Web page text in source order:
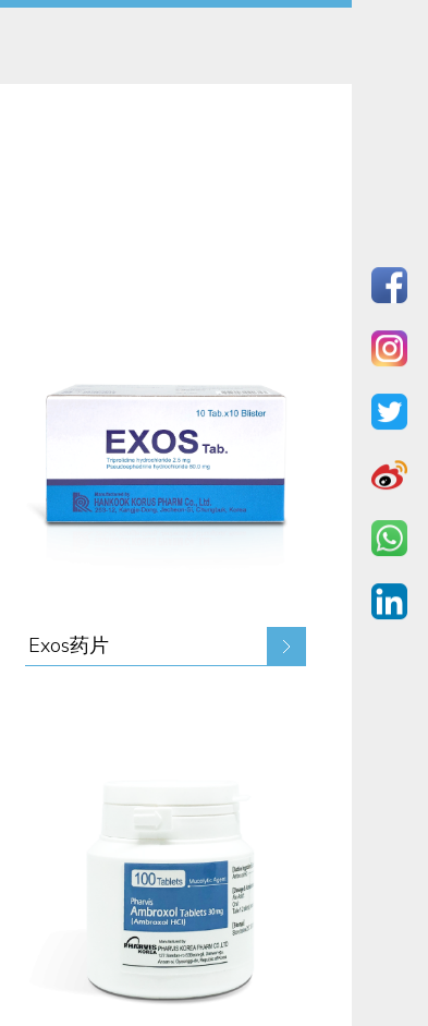
Exos药片